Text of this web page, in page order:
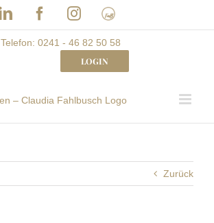
LinkedInFacebookInstagram
Frau
mit
Bizz
Telefon: 0241 - 46 82 50 58
LOGIN
Zurück